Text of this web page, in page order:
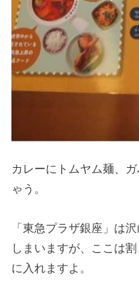
カレーにトムヤム麺、
ゃう。
「東急プラザ銀座」は
しまいますが、ここは
に入れますよ。